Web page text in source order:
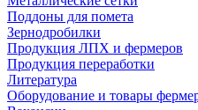
Поддоны для помета
Зернодробилки
Продукция ЛПХ и фермеров
Продукция переработки
Литература
Оборудование и товары